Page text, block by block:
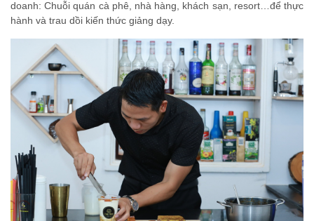
doanh: Chuỗi quán cà phê, nhà hàng, khách sạn, resort…để thực
hành và trau dồi kiến thức giảng dạy.